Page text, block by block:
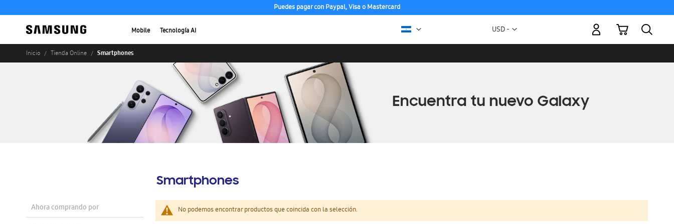
Puedes pagar con Paypal, Visa o Mastercard
Mobile Tecnología AI Moneda
USD -
Mi carrito
Inicio Tienda Online Smartphones
Smartphones
No podemos encontrar productos que coincida con la selección.
Ahora comprando por